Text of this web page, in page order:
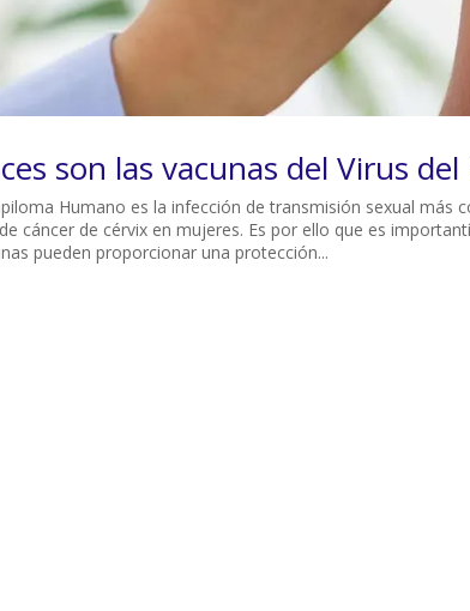
son las vacunas del Virus del
Humano es la infección de transmisión sexual más
cáncer de cérvix en mujeres. Es por ello que es
pueden proporcionar una protección...